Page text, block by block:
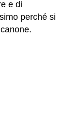
e di
perché si